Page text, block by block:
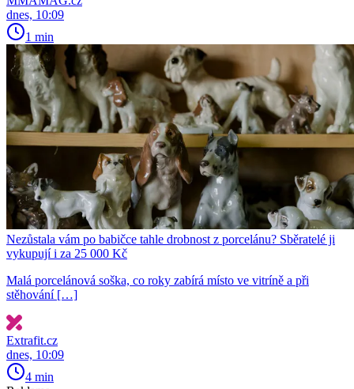
dnes, 10:09
1 min
Nezůstala vám po babičce tahle drobnost z porcelánu? Sběratelé ji
vykupují i za 25 000 Kč
Malá porcelánová soška, co roky zabírá místo ve vitríně a při
stěhování […]
Extrafit.cz
dnes, 10:09
4 min